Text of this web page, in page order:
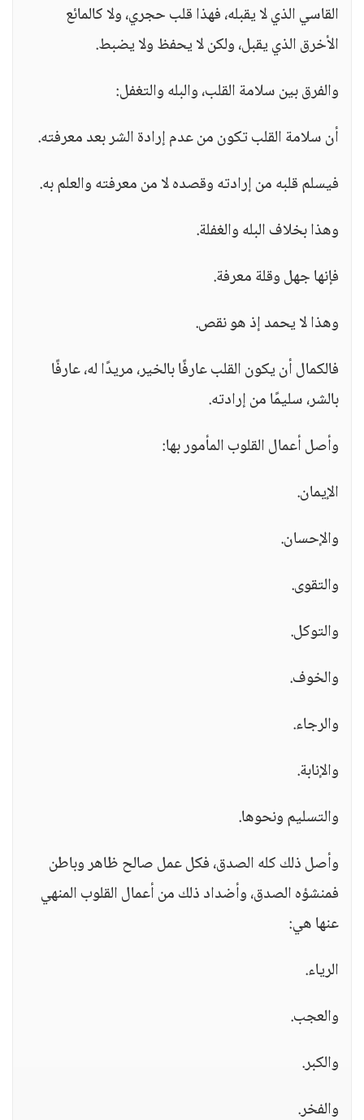
القاسي الذي لا يقبله، فهذا قلب حجري، ولا كالمائع
الأخرق الذي يقبل، ولكن لا يحفظ ولا يضبط.
والفرق بين سلامة القلب، والبله والتغفل:
أن سلامة القلب تكون من عدم إرادة الشر بعد معرفته.
فيسلم قلبه من إرادته وقصده لا من معرفته والعلم به.
وهذا بخلاف البله والغفلة.
فإنها جهل وقلة معرفة.
وهذا لا يحمد إذ هو نقص.
فالكمال أن يكون القلب عارفًا بالخير، مريدًا له، عارفًا
بالشر، سليمًا من إرادته.
وأصل أعمال القلوب المأمور بها:
الإيمان.
والإحسان.
والتقوى.
والتوكل.
والخوف.
والرجاء.
والإنابة.
والتسليم ونحوها.
وأصل ذلك كله الصدق، فكل عمل صالح ظاهر وباطن
فمنشؤه الصدق، وأضداد ذلك من أعمال القلوب المنهي
عنها هي:
الرياء.
والعجب.
والكبر.
والفخر.